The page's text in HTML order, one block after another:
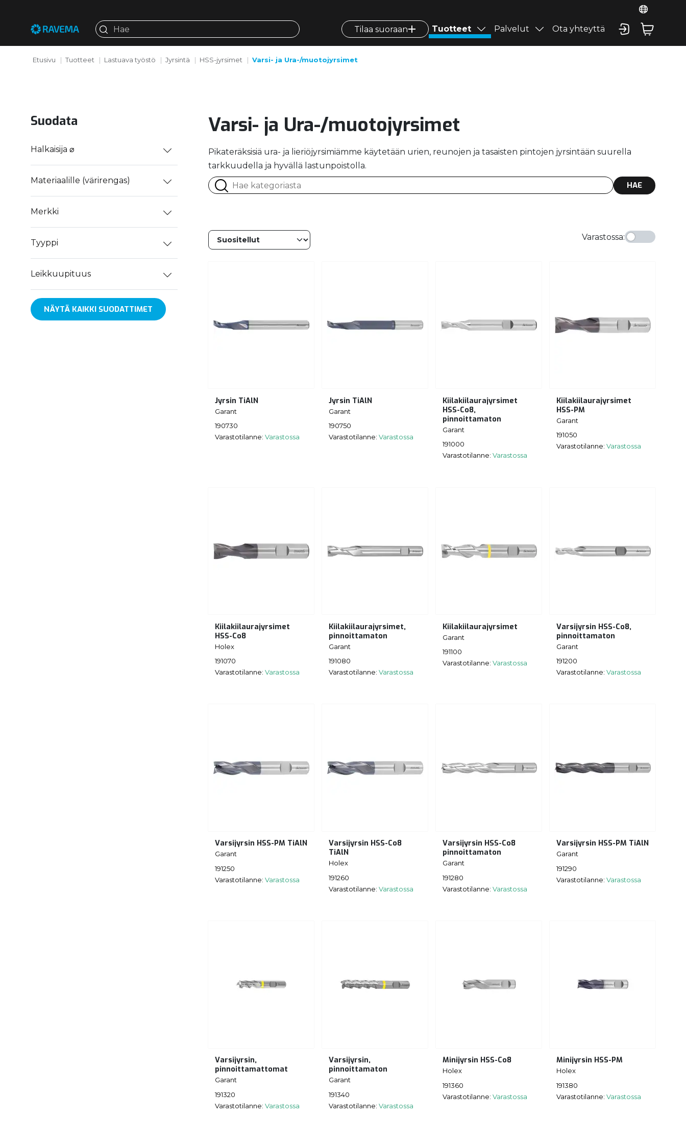
Tilaa suoraan Tuotteet Palvelut Ota yhteyttä
Etusivu Tuotteet Lastuava työstö Jyrsintä HSS-jyrsimet Varsi- ja Ura-/muotojyrsimet
Suodata
Halkaisija ⌀
Materiaalille (värirengas)
Merkki
Tyyppi
Leikkuupituus
NÄYTÄ KAIKKI SUODATTIMET
Varsi- ja Ura-/muotojyrsimet
Pikateräksisiä ura- ja lieriöjyrsimiämme käytetään urien, reunojen ja tasaisten pintojen jyrsintään suurella
tarkkuudella ja hyvällä lastunpoistolla.
HAE
Varastossa:
Jyrsin TiAlN
Garant
190730
Varastotilanne: Varastossa
Jyrsin TiAlN
Garant
190750
Varastotilanne: Varastossa
Kiilakiilaurajyrsimet
HSS-Co8,
pinnoittamaton
Garant
191000
Varastotilanne: Varastossa
Kiilakiilaurajyrsimet
HSS-PM
Garant
191050
Varastotilanne: Varastossa
Kiilakiilaurajyrsimet
HSS-Co8
Holex
191070
Varastotilanne: Varastossa
Kiilakiilaurajyrsimet,
pinnoittamaton
Garant
191080
Varastotilanne: Varastossa
Kiilakiilaurajyrsimet
Garant
191100
Varastotilanne: Varastossa
Varsijyrsin HSS-Co8,
pinnoittamaton
Garant
191200
Varastotilanne: Varastossa
Varsijyrsin HSS-PM TiAlN
Garant
191250
Varastotilanne: Varastossa
Varsijyrsin HSS-Co8
TiAlN
Holex
191260
Varastotilanne: Varastossa
Varsijyrsin HSS-Co8
pinnoittamaton
Garant
191280
Varastotilanne: Varastossa
Varsijyrsin HSS-PM TiAlN
Garant
191290
Varastotilanne: Varastossa
Varsijyrsin,
pinnoittamattomat
Garant
191320
Varastotilanne: Varastossa
Varsijyrsin,
pinnoittamaton
Garant
191340
Varastotilanne: Varastossa
Minijyrsin HSS-Co8
Holex
191360
Varastotilanne: Varastossa
Minijyrsin HSS-PM
Holex
191380
Varastotilanne: Varastossa